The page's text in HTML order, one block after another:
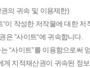
의 귀속 및 이용제한)
이 작성한 저작물에 대한 저
은 ”사이트“에 귀속합니다.
“사이트”를 이용함으로써
게 지적재산권이 귀속된 정